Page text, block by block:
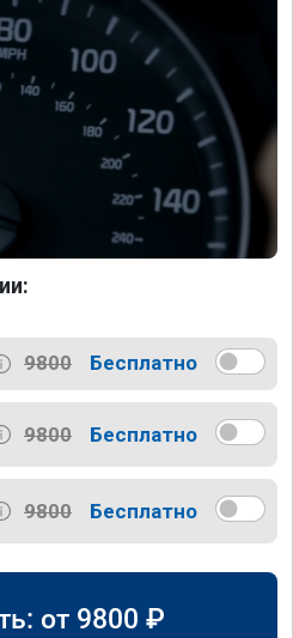
9800 Бесплатно
9800 Бесплатно
9800 Бесплатно
от 9800 ₽